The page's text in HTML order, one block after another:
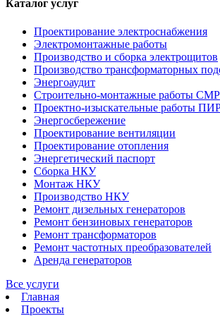
Каталог услуг
Проектирование электроснабжения
Электромонтажные работы
Производство и сборка электрощитов
Производство трансформаторных
Энергоаудит
Строительно-монтажные работы СМР
Проектно-изыскательные работы
Энергосбережение
Проектирование вентиляции
Проектирование отопления
Энергетический паспорт
Сборка НКУ
Монтаж НКУ
Производство НКУ
Ремонт дизельных генераторов
Ремонт бензиновых генераторов
Ремонт трансформаторов
Ремонт частотных преобразователей
Аренда генераторов
Все услуги
Главная
Проекты